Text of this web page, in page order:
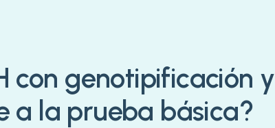
con genotipificación y
a la prueba básica?